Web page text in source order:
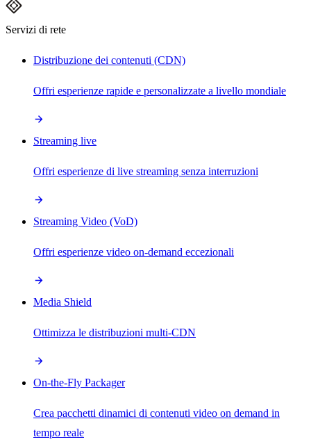
Servizi di rete
Distribuzione dei contenuti (CDN)
Offri esperienze rapide e personalizzate a livello mondiale
Streaming live
Offri esperienze di live streaming senza interruzioni
Streaming Video (VoD)
Offri esperienze video on-demand eccezionali
Media Shield
Ottimizza le distribuzioni multi-CDN
On-the-Fly Packager
Crea pacchetti dinamici di contenuti video on demand in
tempo reale